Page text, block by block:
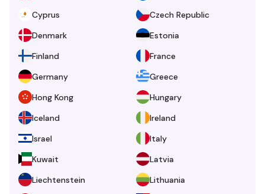
Cyprus
Czech Republic
Denmark
Estonia
Finland
France
Germany
Greece
Hong Kong
Hungary
Iceland
Ireland
Israel
Italy
Kuwait
Latvia
Liechtenstein
Lithuania